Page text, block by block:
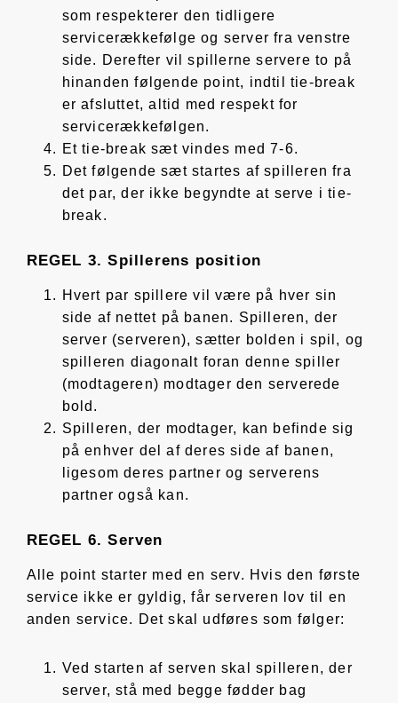
som respekterer den tidligere
servicerækkefølge og server fra venstre
side. Derefter vil spillerne servere to på
hinanden følgende point, indtil tie-break
er afsluttet, altid med respekt for
servicerækkefølgen.
Et tie-break sæt vindes med 7-6.
Det følgende sæt startes af spilleren fra
det par, der ikke begyndte at serve i tie-
break.
REGEL 3. Spillerens position
Hvert par spillere vil være på hver sin
side af nettet på banen. Spilleren, der
server (serveren), sætter bolden i spil, og
spilleren diagonalt foran denne spiller
(modtageren) modtager den serverede
bold.
Spilleren, der modtager, kan befinde sig
på enhver del af deres side af banen,
ligesom deres partner og serverens
partner også kan.
REGEL 6. Serven
Alle point starter med en serv. Hvis den første
service ikke er gyldig, får serveren lov til en
anden service. Det skal udføres som følger:
Ved starten af serven skal spilleren, der
server, stå med begge fødder bag